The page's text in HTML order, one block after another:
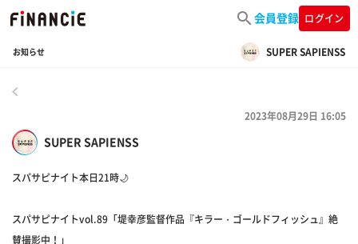
会員登録 ログイン
お知らせ SUPER SAPIENSS
SUPER SAPIENSS
2023年08月29日 16:05
スパサピナイト本日21時🌙
スパサピナイトvol.89「堤幸彦監督作品『キラー・ゴールドフィッシュ』絶
賛撮影中！」